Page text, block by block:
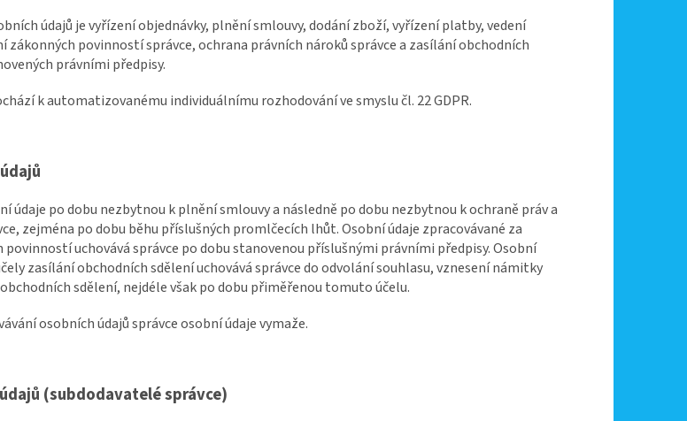
údajů je vyřízení objednávky, plnění smlouvy, dodání zboží, vyřízení platby, vedení
zákonných povinností správce, ochrana právních nároků správce a zasílání obchodních
právními předpisy.
k automatizovanému individuálnímu rozhodování ve smyslu čl. 22 GDPR.
údaje po dobu nezbytnou k plnění smlouvy a následně po dobu nezbytnou k ochraně práv a
zejména po dobu běhu příslušných promlčecích lhůt. Osobní údaje zpracovávané za
uchovává správce po dobu stanovenou příslušnými právními předpisy. Osobní
zasílání obchodních sdělení uchovává správce do odvolání souhlasu, vznesení námitky
sdělení, nejdéle však po dobu přiměřenou tomuto účelu.
osobních údajů správce osobní údaje vymaže.
(subdodavatelé správce)